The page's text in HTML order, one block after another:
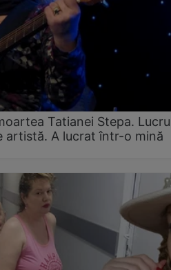
Tatianei Stepa.
artistă. A lucrat într-o mină